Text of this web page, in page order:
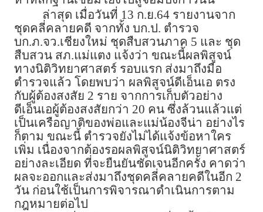
ล่าสุด เมื่อวันที่ 13 ก.ย.64 รายงานจาก
ชุดคลี่คลายคดี จากทั้ง บก.ป. ตำรวจ
บก.ภ.จว.เชียงใหม่ ชุดสืบสวนภาค 5 และ ชุด
สืบสวน สภ.แม่แตง แจ้งว่า ขณะนี้ผลพิสูจน์
ทางนิติวิทยาศาสตร์ รอบแรก ส่งมาถึงมือ
ตำรวจแล้ว โดยพบว่า ผลพิสูจน์ดีเอ็นเอ ตรง
กับผู้ต้องสงสัย 2 ราย จากการเก็บตัวอย่าง
ดีเอ็นเอผู้ต้องสงสัยกว่า 20 คน ซึ่งล้วนแล้วแต่
เป็นเครือญาติของพ่อและแม่น้องจีน่า อย่างไร
ก็ตาม ขณะนี้ ตำรวจยังไม่ได้แจ้งข้อหาใคร
เพิ่ม เนื่องจากต้องรอผลพิสูจน์นิติวิทยาศาสตร์
อย่างละเอียด ที่จะยืนยันชัดเจนอีกครั้ง คาดว่า
ผลจะออกและส่งมาถึงชุดคลี่คลายคดีในอีก 2
วัน ก่อนใช้เป็นการพิจารณาดำเนินการตาม
กฎหมายต่อไป